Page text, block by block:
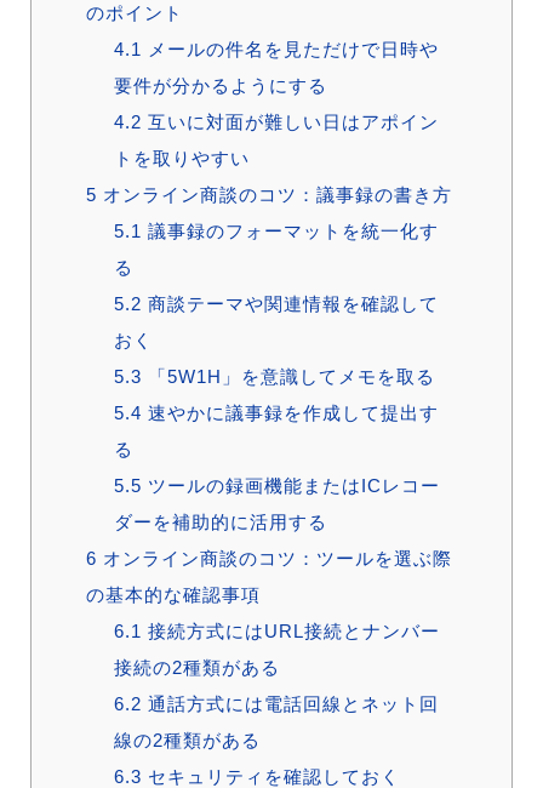
のポイント
4.1
メールの件名を見ただけで日時や
要件が分かるようにする
4.2 互いに対面が難しい日はアポイン
トを取りやすい
5 オンライン商談のコツ：議事録の書き方
5.1 議事録のフォーマットを統一化す
る
5.2 商談テーマや関連情報を確認して
おく
5.3 「5W1H」を意識してメモを取る
5.4 速やかに議事録を作成して提出す
る
5.5 ツールの録画機能またはICレコー
ダーを補助的に活用する
6 オンライン商談のコツ：ツールを選ぶ際
の基本的な確認事項
6.1 接続方式にはURL接続とナンバー
接続の2種類がある
6.2 通話方式には電話回線とネット回
線の2種類がある
6.3 セキュリティを確認しておく